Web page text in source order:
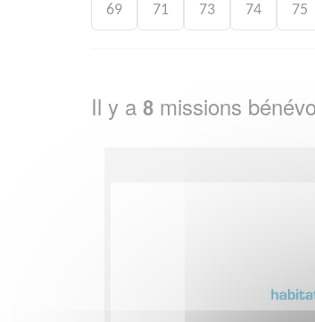
69 71 73 74 75
Il y a 8 missions